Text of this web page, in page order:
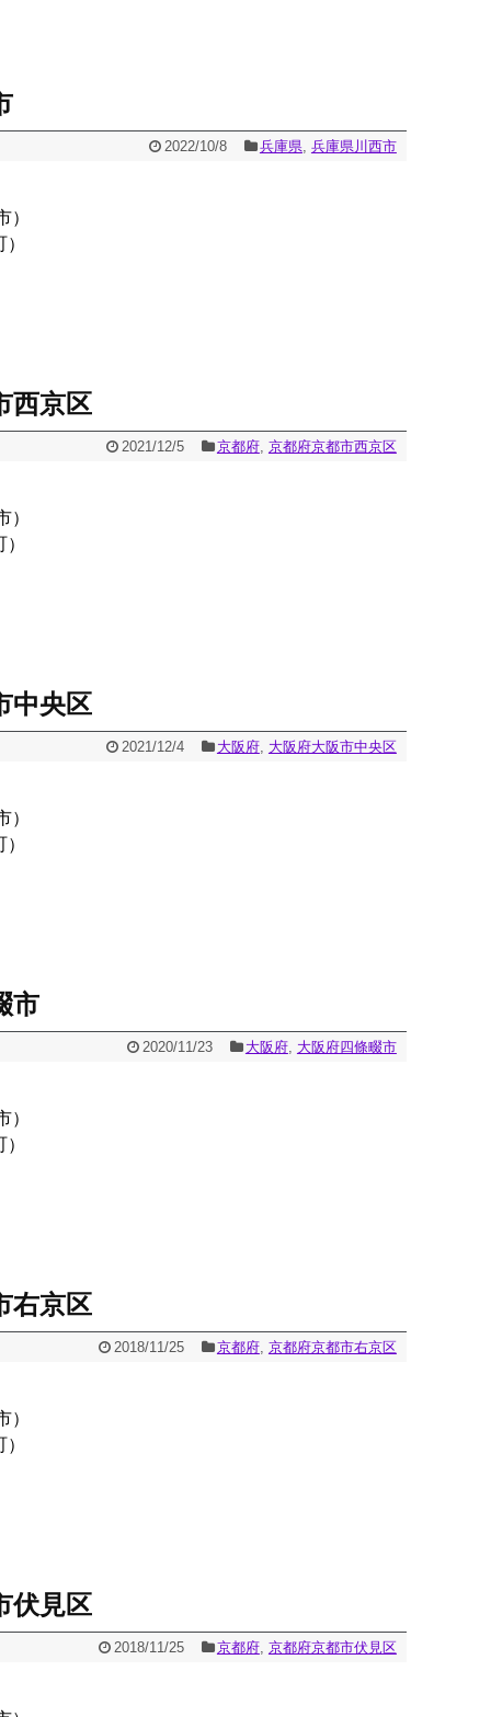
2022/10/8 兵庫県, 兵庫県川西市
）
西京区
2021/12/5 京都府, 京都府京都市西京区
）
中央区
2021/12/4 大阪府, 大阪府大阪市中央区
）
市
2020/11/23 大阪府, 大阪府四條畷市
）
右京区
2018/11/25 京都府, 京都府京都市右京区
）
伏見区
2018/11/25 京都府, 京都府京都市伏見区